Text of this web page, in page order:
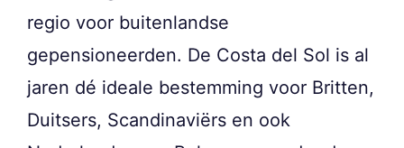
regio voor buitenlandse
gepensioneerden. De Costa del Sol is al
jaren dé ideale bestemming voor Britten,
Duitsers, Scandinaviërs en ook